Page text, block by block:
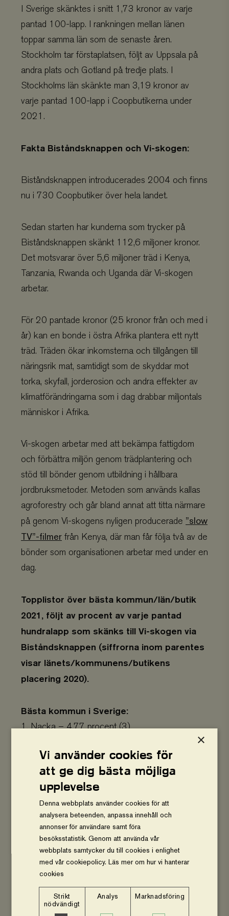
I Sverige skänktes i snitt 1,73 kronor av varje
pantad 100-lapp. I rankningen mellan länen
toppar samma län som de senaste åren.
Stockholm tar förstaplatsen, följt av Uppsala på
andra plats och Gotland på tredje plats. I
Stockholms län skänkte man 3,19 kronor av
varje pantad 100-lapp i Coopbutikerna under
2021.
Fakta Biståndsknappen och Vi-skogen:
Biståndsknappen introducerades 2004 och finns
nu i 730 Coopbutiker över hela landet.
Sedan starten har kunderna som trycker på
Biståndsknappen skänkt 112,6 miljoner kronor.
Det motsvarar över 5,6 miljoner träd i Kenya,
Tanzania, Rwanda och Uganda där Vi-skogen
arbetar.
För 20 pantade kronor (25 kronor från och med i
år) kan en bonde i östra Afrika plantera ett nytt
träd. Träden ökar inkomsterna och tillgången till
näringsrik mat, samtidigt som de skyddar mot
torka, skyfall, jorderosion och andra effekter av
klimatförändringarna som i dag drabbar miljontals
människor i Afrika.
Vi-skogen arbetar med att bekämpa fattigdom
och förbättra miljön genom trädplantering och
stöd till bönder genom utbildning i hållbara
jordbruksmetoder. Metoden som används kallas
agroforestry och går bland annat att titta närmare
på genom Vi-skogens nyligen producerade ”slow
TV”-filmer från Kenya, där man får följa två av de
bönder som organisationen arbetar med under en
dag.
Topplistor över bästa kommun/län/butik
2021, följt av procent av varje pantad
hundralapp som skänks till Vi-skogen via
Biståndsknappen (siffrorna inom parentes
visar länets/kommunens/butikens
placering 2020).
Bästa kommun i Sverige:
1. Nacka – 4,77 procent (3)
3. Vaxholm – 4,55 procent (1)
4. Danderyd – 4,53 procent (2)
5. Nora – 4,37 procent (17)
6. Vadstena – 4,13 procent (6)
7. Tyresö – 3,94 procent (5)
8. Stockholm – 3,67 procent (7)
9. Trosa – 3,44 procent (8)
10. Uppsala – 3,43 procent (9)
Bästa län i Sverige:
1. Stockholm – 3,19 procent (1)
×
Vi använder cookies för
att ge dig bästa möjliga
upplevelse
Denna webbplats använder cookies för att
analysera beteenden, anpassa innehåll och
annonser för användare samt föra
besöksstatistik. Genom att använda vår
webbplats samtycker du till cookies i enlighet
med vår cookiepolicy.Läs mer om hur vi hanterar
cookies
Strikt
nödvändigt
Analys Marknadsföring